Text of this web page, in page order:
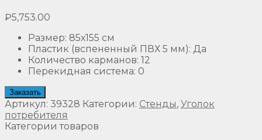
₽5,753.00
Размер: 85х155 см
Пластик (вспененный ПВХ 5 мм): Да
Количество карманов: 12
Перекидная система: 0
Заказать
Артикул: 39328 Категории: Стенды, Уголок
потребителя
Категории товаров